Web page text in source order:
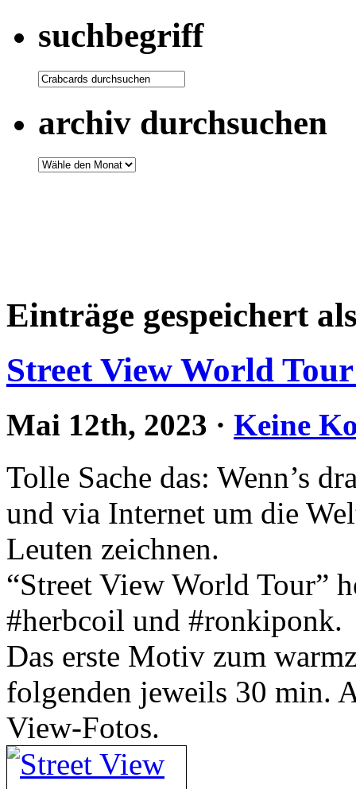
suchbegriff
archiv durchsuchen
Einträge gespeichert
Street View World
Mai 12th, 2023 · Keine
Tolle Sache das: Wenn’s
und via Internet um die
Leuten zeichnen.
“Street View World Tour”
#herbcoil und #ronkiponk.
Das erste Motiv zum
folgenden jeweils 30 min.
View-Fotos.